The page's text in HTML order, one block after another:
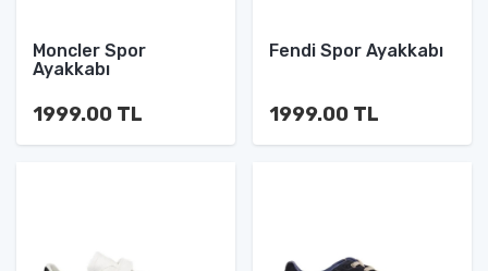
Moncler Spor
Ayakkabı
1999.00 TL
Fendi Spor Ayakkabı
1999.00 TL